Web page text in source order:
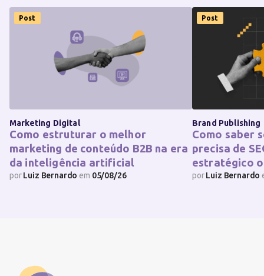
Post
Marketing Digital
Como estruturar o melhor
marketing de conteúdo B2B na era
da inteligência artificial
porLuiz Bernardo em 05/08/26
Post
Brand Publishing
Como saber
precisa de
estratégico
porLuiz Bernardo